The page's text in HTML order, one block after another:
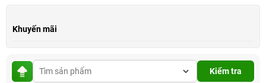
Khuyến mãi
Kiểm tra